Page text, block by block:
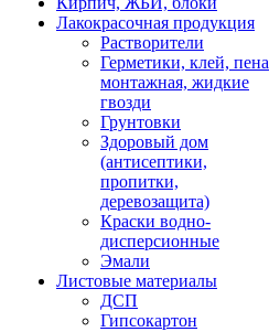
Лакокрасочная продукция
Растворители
Герметики, клей, пена
монтажная, жидкие
гвозди
Грунтовки
Здоровый дом
(антисептики,
пропитки,
деревозащита)
Краски водно-
дисперсионные
Эмали
Листовые материалы
ДСП
Гипсокартон